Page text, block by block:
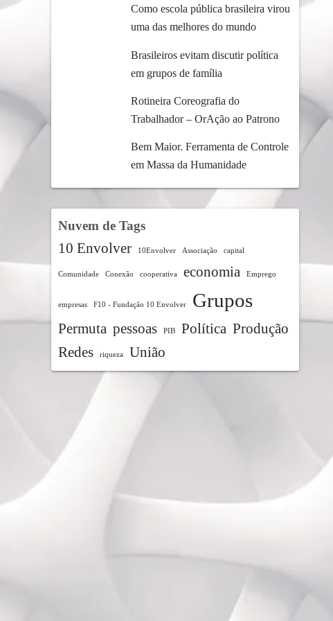
Como escola pública brasileira virou
uma das melhores do mundo
Brasileiros evitam discutir política
em grupos de família
Rotineira Coreografia do
Trabalhador – OrAção ao Patrono
Bem Maior. Ferramenta de Controle
em Massa da Humanidade
Nuvem de Tags
10 Envolver 10Envolver Associação capital
Comunidade Conexão cooperativa economia Emprego
empresas F10 - Fundação 10 Envolver Grupos
Permuta pessoas PIB Política Produção
Redes
riqueza União